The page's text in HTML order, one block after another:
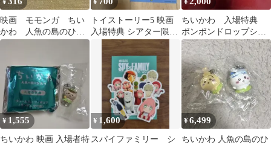
¥
映画 モモンガ ちい
かわ 人魚の島のひみ
つ 入場者特典 ボン
¥
トイストーリー5 映画
入場特典 シアター限定
入場者特典 卓上スタ
ンディ2
¥
ちいかわ 入場特典
ボンボンドロップシー
ル おまけ付き
¥ 1,555
ちいかわ 映画 入場者特
¥ 1,600
スパイファミリー シ
¥6,499
ちいかわ 人魚の島のひ